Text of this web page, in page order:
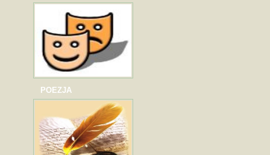
POEZJA